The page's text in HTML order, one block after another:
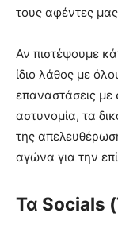
τους αφέντες
Αν πιστέψουμε
ίδιο λάθος με
επαναστάσεις
αστυνομία, τα
της
αγώνα για την
Τα Socials